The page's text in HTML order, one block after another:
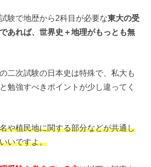
験で地歴から2科目が必要な東大の受
あれば、世界史＋地理がもっとも無
二次試験の日本史は特殊で、私大も
勉強すべきポイントが少し違ってく
や植民地に関する部分などが共通し
いですよ。